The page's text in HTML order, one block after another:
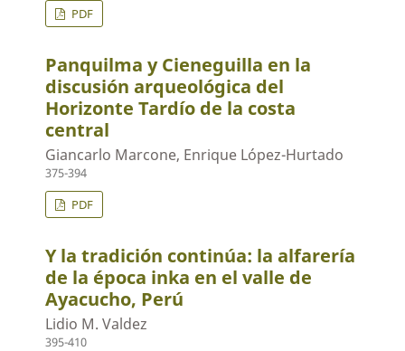
PDF
Panquilma y Cieneguilla en la
discusión arqueológica del
Horizonte Tardío de la costa
central
Giancarlo Marcone, Enrique López-Hurtado
375-394
PDF
Y la tradición continúa: la alfarería
de la época inka en el valle de
Ayacucho, Perú
Lidio M. Valdez
395-410